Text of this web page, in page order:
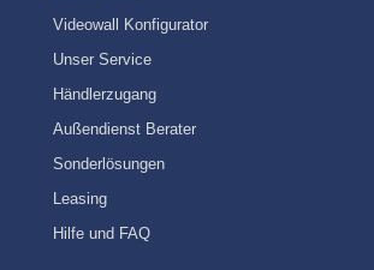
Videowall Konfigurator
Unser Service
Händlerzugang
Außendienst Berater
Sonderlösungen
Leasing
Hilfe und FAQ